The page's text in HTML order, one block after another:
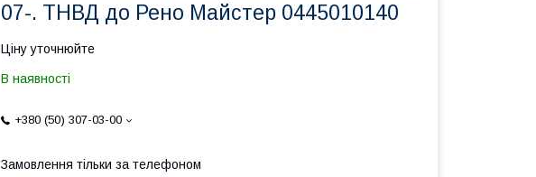
07-. ТНВД до Рено Майстер 0445010140
Ціну уточнюйте
В наявності
+380 (50) 307-03-00
Замовлення тільки за телефоном